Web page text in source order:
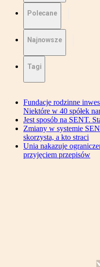
Polecane
Najnowsze
Tagi
Fundacje rodzinne
Niektóre w 40 spółek
Jest sposób na SENT.
Zmiany w systemie
skorzysta, a kto straci
Unia nakazuje
przyjęciem przepisów